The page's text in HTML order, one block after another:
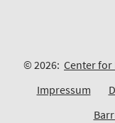
© 2026: Center for
Impressum